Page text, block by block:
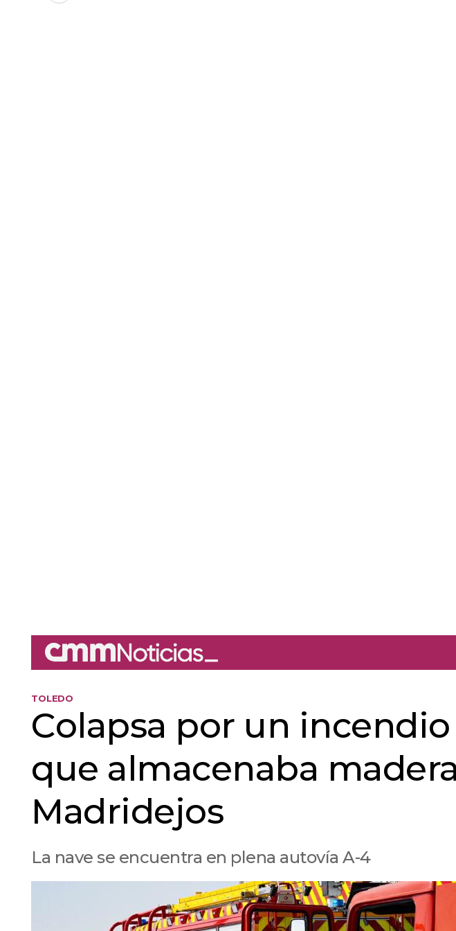
TOLEDO
Colapsa por un
que almacenaba
Madridejos
La nave se encuentra en plena autovía A-4